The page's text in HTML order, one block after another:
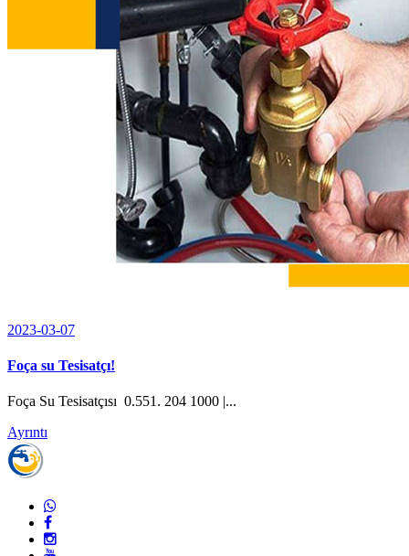
2023-03-07
Foça su Tesisatçı!
Foça Su Tesisatçısı 0.551. 204 1000 |...
Ayrıntı